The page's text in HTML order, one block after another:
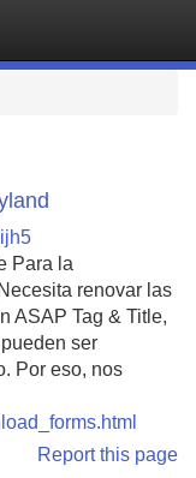
Para la
renovar las
ASAP Tag & Title,
ser
Por eso, nos
Report this page